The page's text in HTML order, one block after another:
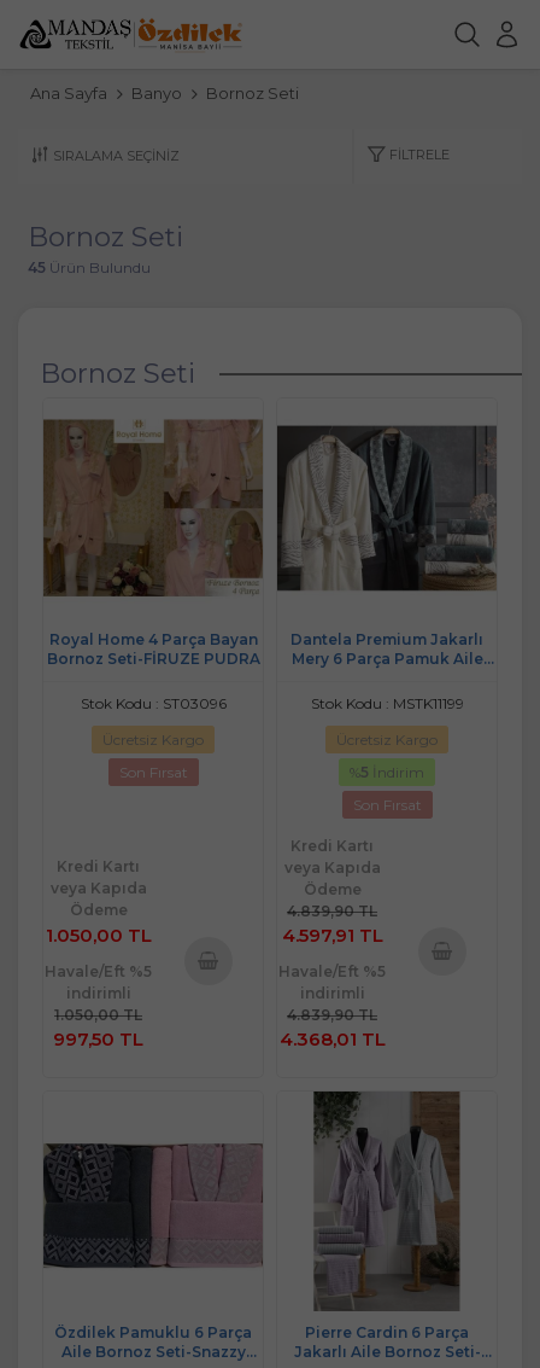
Ana Sayfa Banyo Bornoz Seti
FILTRELE
Bornoz Seti
45 Ürün Bulundu
Bornoz Seti
Royal Home 4 Parça Bayan
Bornoz Seti-FİRUZE PUDRA
Stok Kodu : ST03096
Ücretsiz Kargo
Son Fırsat
Kredi Kartı
veya Kapıda
Ödeme
1.050,00 TL
Havale/Eft %5
indirimli
1.050,00 TL
997,50 TL
Dantela Premium Jakarlı
Mery 6 Parça Pamuk Aile
Stok Kodu : MSTK11199
Ücretsiz Kargo
%5 İndirim
Son Fırsat
Kredi Kartı
veya Kapıda
Ödeme
4.839,90 TL
4.597,91 TL
Havale/Eft %5
indirimli
4.839,90 TL
4.368,01 TL
Özdilek Pamuklu 6 Parça
Aile Bornoz Seti-Snazzy
Pierre Cardin 6 Parça
Jakarlı Aile Bornoz Seti-